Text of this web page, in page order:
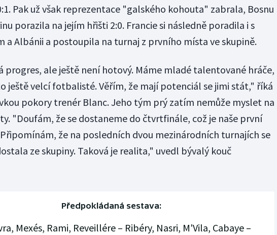
Pak už však reprezentace "galského kohouta" zabrala, Bosnu
porazila na jejím hřišti 2:0. Francie si následně poradila i s
a Albánii a postoupila na turnaj z prvního místa ve skupině.
progres, ale ještě není hotový. Máme mladé talentované hráče,
ještě velcí fotbalisté. Věřím, že mají potenciál se jimi stát," říká
pokory trenér Blanc. Jeho tým prý zatím nemůže myslet na
"Doufám, že se dostaneme do čtvrtfinále, což je naše první
že na posledních dvou mezinárodních turnajích se
ze skupiny. Taková je realita," uvedl bývalý kouč
Předpokládaná sestava:
Mexés, Rami, Reveillére – Ribéry, Nasri, M'Vila, Cabaye –